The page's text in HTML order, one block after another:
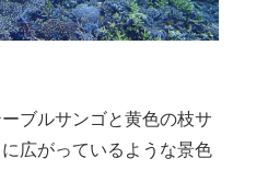
ブルサンゴと黄色の枝サ
広がっているような景色